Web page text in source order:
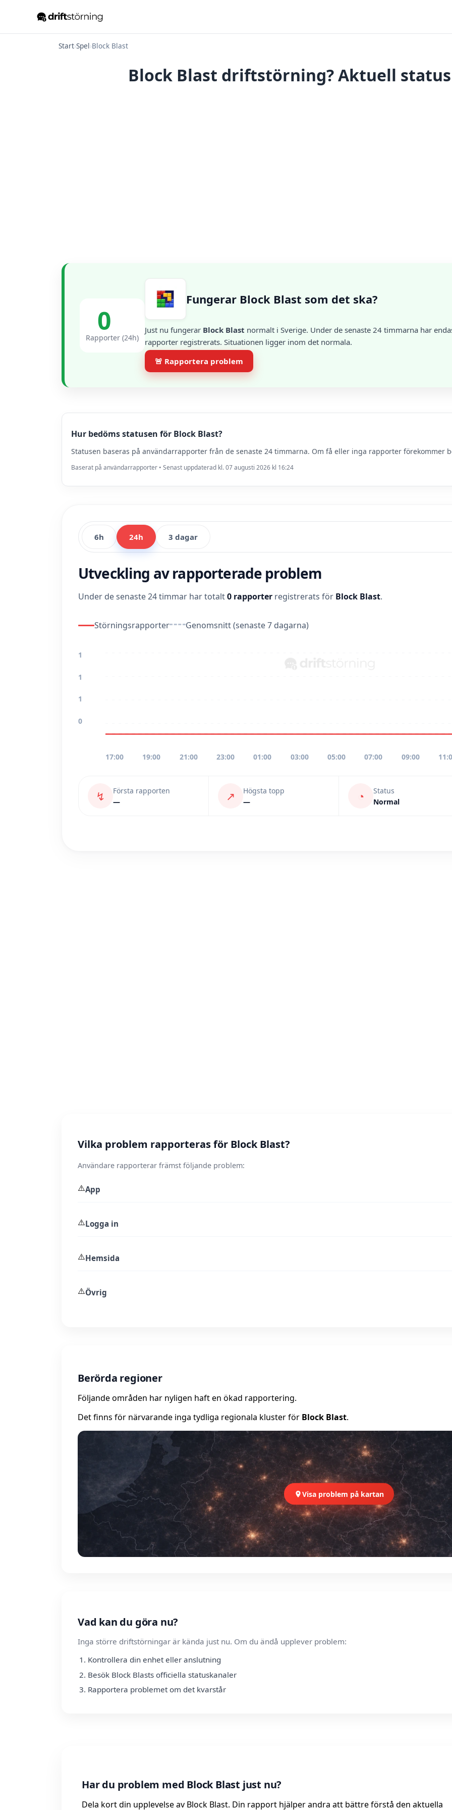
Start›Spel›Block Blast
Block Blast driftstörning? Aktuell
0
Rapporter (24h)
Fungerar Block Blast som det ska?
Just nu fungerar Block Blast normalt i Sverige. Under de senaste 24 timmarna har
rapporter registrerats. Situationen ligger inom det normala.
🚨 Rapportera problem
Hur bedöms statusen för Block Blast?
Statusen baseras på användarrapporter från de senaste 24 timmarna. Om få eller inga rapporter förekommer
Baserat på användarrapporter • Senast uppdaterad kl. 07 augusti 2026 kl 16:24
6h 24h 3 dagar
Utveckling av rapporterade problem
Under de senaste 24 timmar har totalt0 rapporter registrerats för Block Blast.
Störningsrapporter Genomsnitt (senaste 7 dagarna)
1
1
1
0
17:00 19:00 21:00 23:00 01:00 03:00 05:00 07:00 09:00
↯
Första rapporten
—
↗
Högsta topp
—
◔
Status
Normal
Vilka problem rapporteras för Block Blast?
Användare rapporterar främst följande problem:
⚠️App
⚠️Logga in
⚠️Hemsida
⚠️Övrig
Berörda regioner
Följande områden har nyligen haft en ökad rapportering.
Det finns för närvarande inga tydliga regionala kluster för Block Blast.
Visa problem på kartan
Vad kan du göra nu?
Inga större driftstörningar är kända just nu. Om du ändå upplever problem:
Kontrollera din enhet eller anslutning
Besök Block Blasts officiella statuskanaler
Rapportera problemet om det kvarstår
Har du problem med Block Blast just nu?
Dela kort din upplevelse av Block Blast. Din rapport hjälper andra att bättre förstå den aktuella